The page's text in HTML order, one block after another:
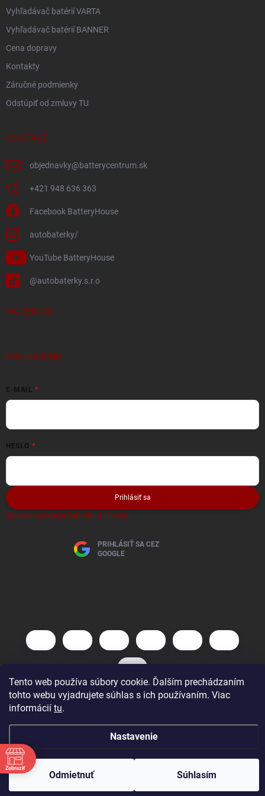
Tento web používa súbory cookie. Ďalším prechádzaním
tohto webu vyjadrujete súhlas s ich používaním. Viac
informácií tu.
Nastavenie
Odmietnuť Súhlasím
Vyhľadávač batérií VARTA
Vyhľadávač batérií BANNER
Cena dopravy
Kontakty
Záručné podmienky
Odstúpiť od zmluvy TU
KONTAKT
objednavky@batterycentrum.sk
+421 948 636 363
Facebook BatteryHouse
autobaterky/
YouTube BatteryHouse
@autobaterky.s.r.o
FACEBOOK
PRIHLÁSENIE
E-MAIL
HESLO
Prihlásiť sa
Nová registráciaZabudnuté heslo
PRIHLÁSIŤ SA CEZ
GOOGLE
Copyright 2026
Zobraziť